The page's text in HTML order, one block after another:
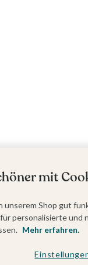
mit
unserem Shop gut
personalisierte
Mehr erfahren.